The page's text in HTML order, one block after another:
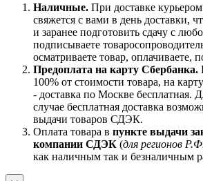
Наличные. При доставке
свяжется с вами в день доставки,
и заранее подготовить сдачу с
подписываете
осматриваете товар, оплачиваете,
Предоплата на карту Сбербанка.
100% от стоимости товара, на
- доставка по Москве бесплатная.
случае бесплатная доставка
выдачи товаров СДЭК.
Оплата товара в пункте выдачи
компании СДЭК (для регионов
как наличным так и безналичным